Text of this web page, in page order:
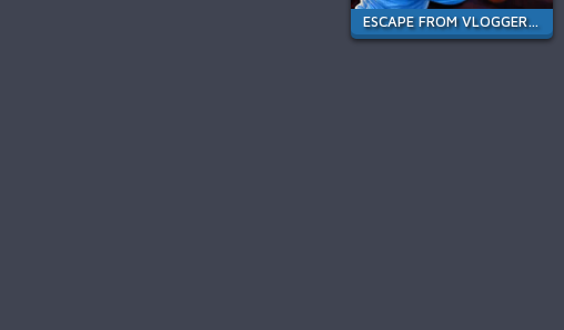
ESCAPE FROM VLOGGER: RUNAWAY